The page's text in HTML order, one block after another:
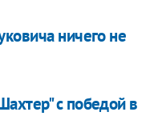
ничего не
с победой в